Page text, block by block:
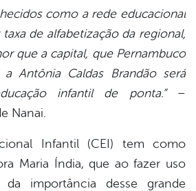
como a rede educacional
de alfabetização da regional,
que a capital, que Pernambuco
Antônia Caldas Brandão será
infantil de ponta.” –
Nanai.
Infantil (CEI) tem como
Maria Índia, que ao fazer uso
da importância desse grande